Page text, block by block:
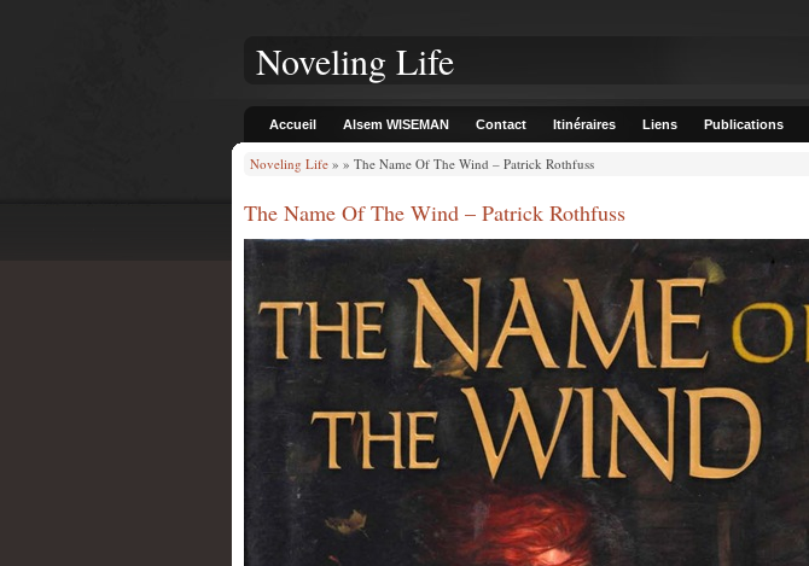
Noveling Life
Accueil Alsem WISEMAN Contact Itinéraires Liens Publications
Noveling Life » » The Name Of The Wind – Patrick Rothfuss
The Name Of The Wind – Patrick Rothfuss